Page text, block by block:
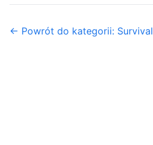
← Powrót do kategorii: Survival